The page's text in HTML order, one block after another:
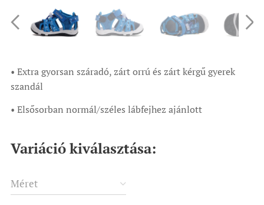
• Extra gyorsan száradó, zárt orrú és zárt kérgű gyerek
szandál
• Elsősorban normál/széles lábfejhez ajánlott
Variáció kiválasztása:
Méret